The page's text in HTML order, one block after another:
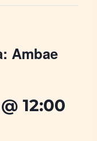
Ambae
12:00